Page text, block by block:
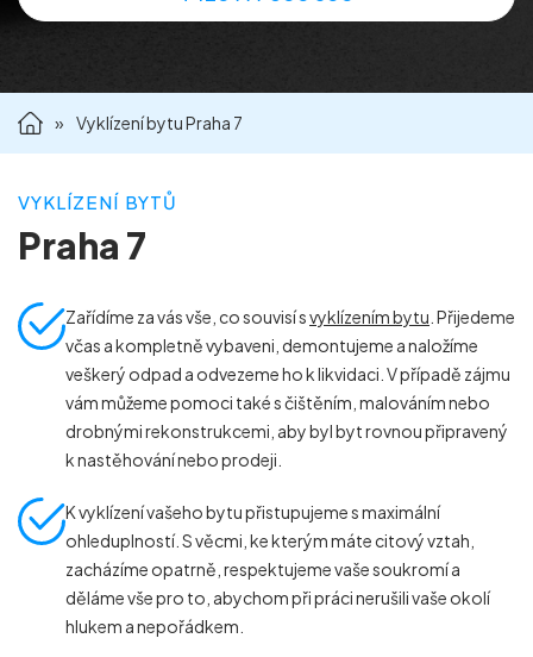
» Vyklízení bytu Praha 7
VYKLÍZENÍ BYTŮ
Praha 7
Zařídíme za vás vše, co souvisí svyklízením bytu . Přijedeme
včas a kompletně vybaveni, demontujeme a naložíme
veškerý odpad a odvezeme ho k likvidaci. V případě zájmu
vám můžeme pomoci také s čištěním, malováním nebo
drobnými rekonstrukcemi, aby byl byt rovnou připravený
k nastěhování nebo prodeji.
K vyklízení vašeho bytu přistupujeme s maximální
ohleduplností. S věcmi, ke kterým máte citový vztah,
zacházíme opatrně, respektujeme vaše soukromí a
děláme vše pro to, abychom při práci nerušili vaše okolí
hlukem a nepořádkem.